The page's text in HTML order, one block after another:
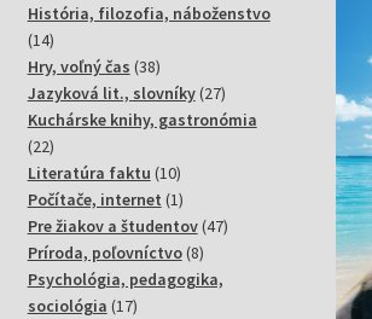
A
produkty
História, filozofia, náboženstvo
1414
produktov
Hry, voľný čas 3838
produktov
Jazyková lit., slovníky 2727
produktov
Kuchárske knihy, gastronómia
2222
produktov
Literatúra faktu 1010
produktov
Počítače, internet 11
produkt
Pre žiakov a študentov 4747
Príroda, poľovníctvo 88
produktov
Psychológia, pedagogika,
sociológia 1717